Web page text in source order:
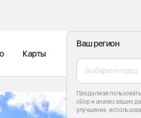
Ваш регион
Выберите город
Продолжая
сбор и анализ ваших
улучшения,
Карты